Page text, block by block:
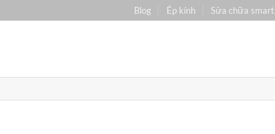
Blog Ép kính Sửa chữa